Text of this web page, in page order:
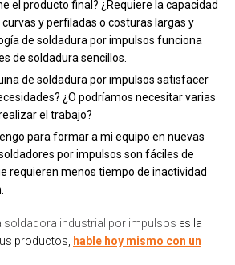
el producto final? ¿Requiere la capacidad
y perfiladas o costuras largas y
de soldadura por impulsos funciona
de soldadura sencillos.
de soldadura por impulsos satisfacer
¿O podríamos necesitar varias
el trabajo?
para formar a mi equipo en nuevas
por impulsos son fáciles de
requieren menos tiempo de inactividad
soldadora industrial por impulsos es la
productos,
hable hoy mismo con un